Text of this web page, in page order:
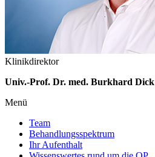
Klinikdirektor
Univ.-Prof. Dr. med. Burkhard Dick
Menü
Team
Behandlungsspektrum
Ihr Aufenthalt